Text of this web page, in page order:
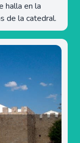
halla en la
de la catedral.